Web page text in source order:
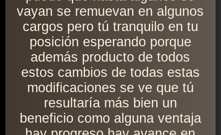
vayan se remuevan en algunos
cargos pero tú tranquilo en tu
posición esperando porque
además producto de todos
estos cambios de todas estas
modificaciones se ve que tú
resultaría más bien un
beneficio como alguna ventaja